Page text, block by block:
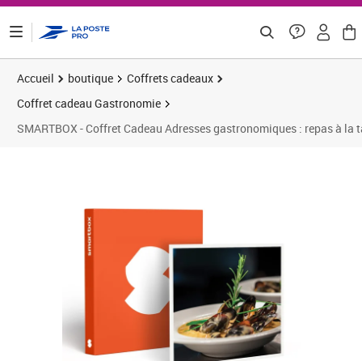
Accueil boutique
Coffrets cadeaux
Coffret cadeau Gastronomie
SMARTBOX - Coffret Cadeau Adresses gastronomiques : repas à